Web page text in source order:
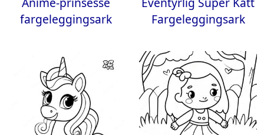
fargeleggingsark
Fargeleggingsark